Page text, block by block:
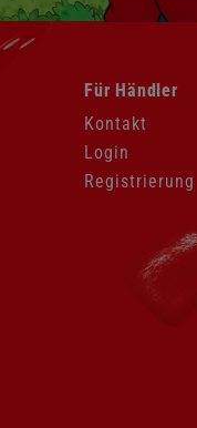
Navigation
überspringen
Für Händler
Kontakt
Login
Registrierung